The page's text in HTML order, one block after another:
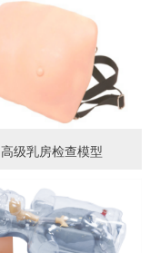
高级乳房检查模型